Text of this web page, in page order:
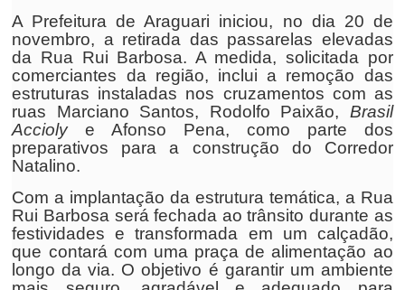
A Prefeitura de Araguari iniciou, no dia 20 de
novembro, a retirada das passarelas elevadas
da Rua Rui Barbosa. A medida, solicitada por
comerciantes da região, inclui a remoção das
estruturas instaladas nos cruzamentos com as
ruas Marciano Santos, Rodolfo Paixão, Brasil
Acciolye Afonso Pena, como parte dos
preparativos para a construção do Corredor
Natalino.
Com a implantação da estrutura temática, a Rua
Rui Barbosa será fechada ao trânsito durante as
festividades e transformada em um calçadão,
que contará com uma praça de alimentação ao
longo da via. O objetivo é garantir um ambiente